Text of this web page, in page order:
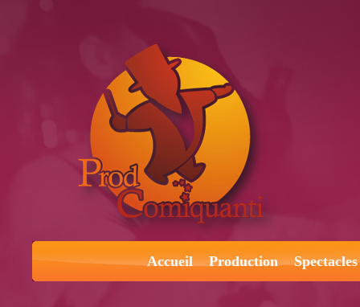
Accueil Production Spectacles